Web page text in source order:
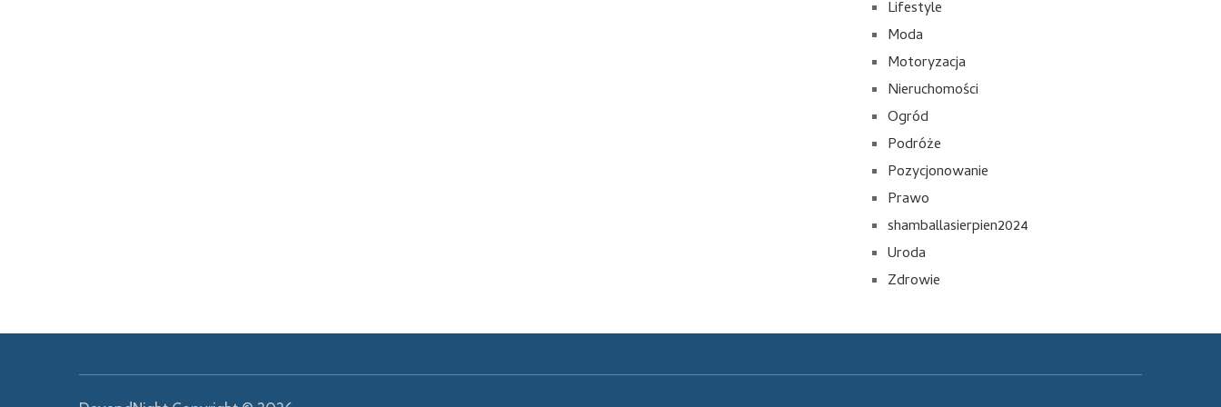
Lifestyle
Moda
Motoryzacja
Nieruchomości
Ogród
Podróże
Pozycjonowanie
Prawo
shamballasierpien2024
Uroda
Zdrowie